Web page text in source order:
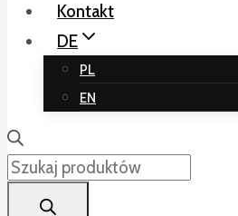
Kontakt
DE
PL
EN
Products
search